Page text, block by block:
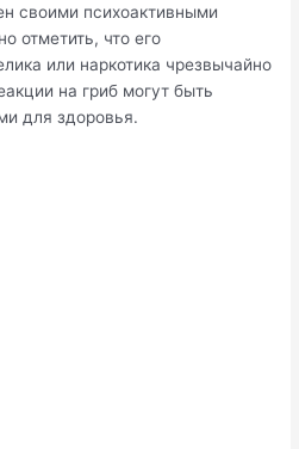
своими психоактивными
отметить, что его
или наркотика чрезвычайно
на гриб могут быть
для здоровья.